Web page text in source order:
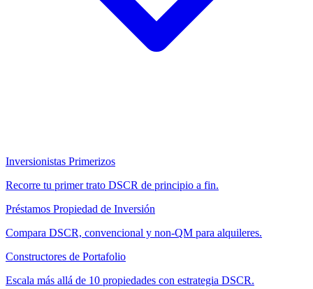
Inversionistas Primerizos
Recorre tu primer trato DSCR de principio a fin.
Préstamos Propiedad de Inversión
Compara DSCR, convencional y non-QM para alquileres.
Constructores de Portafolio
Escala más allá de 10 propiedades con estrategia DSCR.